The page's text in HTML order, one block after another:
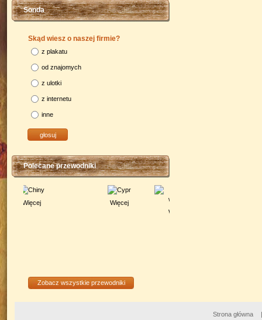
Sonda
Skąd wiesz o naszej firmie?
z plakatu
od znajomych
z ulotki
z internetu
inne
Polecane przewodniki
Zobacz wszystkie przewodniki
Strona główna